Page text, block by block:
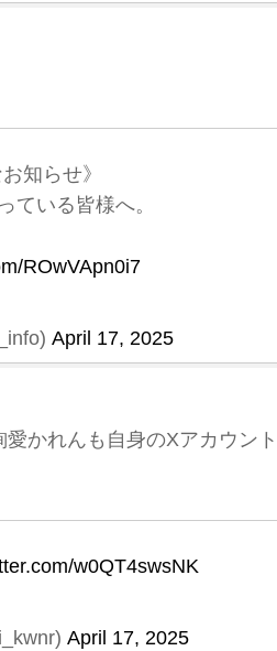
知らせ》
ている皆様へ。
ROwVApn0i7
April 17, 2025
かれんも自身のXアカウン
w0QT4swsNK
April 17, 2025